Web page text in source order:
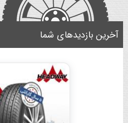
آخرین بازدیدهای شما